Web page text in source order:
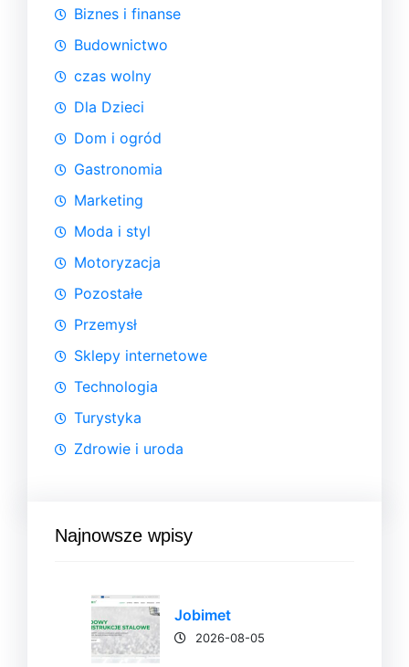
Biznes i finanse
Budownictwo
czas wolny
Dla Dzieci
Dom i ogród
Gastronomia
Marketing
Moda i styl
Motoryzacja
Pozostałe
Przemysł
Sklepy internetowe
Technologia
Turystyka
Zdrowie i uroda
Najnowsze wpisy
Jobimet
2026-08-05